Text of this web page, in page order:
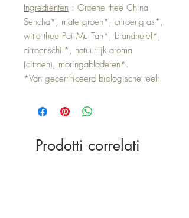
Ingrediënten : Groene thee China
Sencha*, mate groen*, citroengras*,
witte thee Pai Mu Tan*, brandnetel*,
citroenschil*, natuurlijk aroma
(citroen), moringabladeren*.
*Van gecertificeerd biologische teelt
Prodotti correlati